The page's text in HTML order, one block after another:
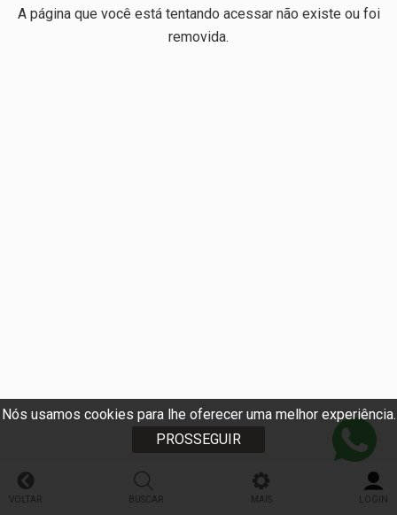
Nós usamos cookies para lhe oferecer uma melhor experiência.
PROSSEGUIR
A página que você está tentando acessar não existe ou foi
removida.
VOLTAR BUSCAR MAIS LOGIN